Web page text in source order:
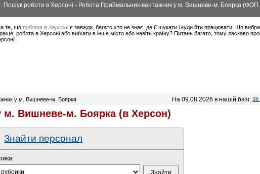
Пошук роботи в Херсоні - Робота Приймальник-вантажник у м. Вишневе-м. Боярка
те, що робота в Херсоніє завжди, багато хто не знає, де її шукати і куди йти працювати. Що
робота в Херсоні або виїхати в інше місто або навіть країну? Питань багато, тому ласкаво
у м. Вишневе-м. Боярка На 09.08.2026 в нашій базі: 38
м. Вишневе-м. Боярка (в Херсон)
Знайти персонал